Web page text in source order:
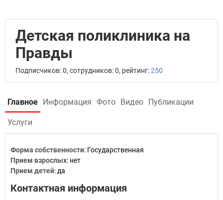
Детская поликлиника на
Правды
Подписчиков: 0, сотрудников: 0, рейтинг:250
Главное Информация Фото Видео Публикации
Услуги
Форма собственности: Государственная
Прием взрослых: нет
Прием детей: да
Контактная информация